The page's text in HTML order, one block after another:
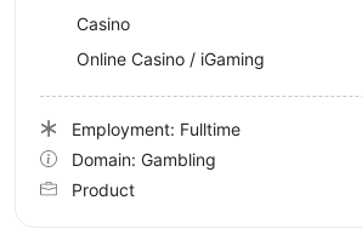
Casino
Online Casino / iGaming
Employment: Fulltime
Domain: Gambling
Product